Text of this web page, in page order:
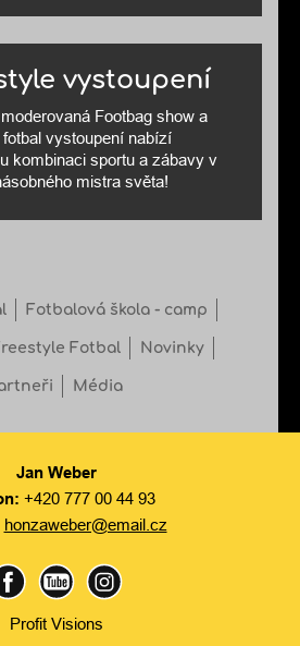
vystoupení
Footbag show a
fotbal vystoupení nabízí
kombinaci sportu a zábavy v
mistra světa!
Fotbalová škola - camp
Fotbal Novinky
Média
Jan Weber
+420 777 00 44 93
honzaweber@email.cz
Profit Visions